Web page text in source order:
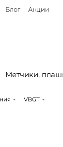
Блог Акции
Метчики,
VBGT